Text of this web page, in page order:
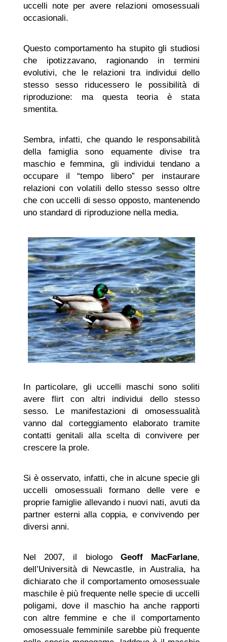
uccelli note per avere relazioni omosessuali
occasionali.
Questo comportamento ha stupito gli studiosi
che ipotizzavano, ragionando in termini
evolutivi, che le relazioni tra individui dello
stesso sesso riducessero le possibilità di
riproduzione: ma questa teoria è stata
smentita.
Sembra, infatti, che quando le responsabilità
della famiglia sono equamente divise tra
maschio e femmina, gli individui tendano a
occupare il “tempo libero” per instaurare
relazioni con volatili dello stesso sesso oltre
che con uccelli di sesso opposto, mantenendo
uno standard di riproduzione nella media.
In particolare, gli uccelli maschi sono soliti
avere flirt con altri individui dello stesso
sesso. Le manifestazioni di omosessualità
vanno dal corteggiamento elaborato tramite
contatti genitali alla scelta di convivere per
crescere la prole.
Si è osservato, infatti, che in alcune specie gli
uccelli omosessuali formano delle vere e
proprie famiglie allevando i nuovi nati, avuti da
partner esterni alla coppia, e convivendo per
diversi anni.
Nel 2007, il biologo Geoff MacFarlane,
dell’Università di Newcastle, in Australia, ha
dichiarato che il comportamento omosessuale
maschile è più frequente nelle specie di uccelli
poligami, dove il maschio ha anche rapporti
con altre femmine e che il comportamento
omosessuale femminile sarebbe più frequente